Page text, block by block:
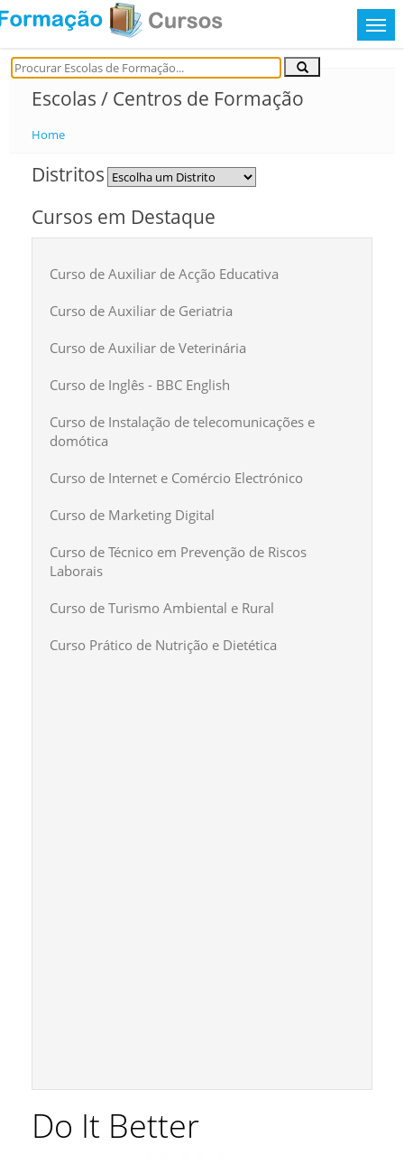
Escolas / Centros de Formação
Home
Distritos
Cursos em Destaque
Curso de Auxiliar de Acção Educativa
Curso de Auxiliar de Geriatria
Curso de Auxiliar de Veterinária
Curso de Inglês - BBC English
Curso de Instalação de telecomunicações e
domótica
Curso de Internet e Comércio Electrónico
Curso de Marketing Digital
Curso de Técnico em Prevenção de Riscos
Laborais
Curso de Turismo Ambiental e Rural
Curso Prático de Nutrição e Dietética
Do It Better